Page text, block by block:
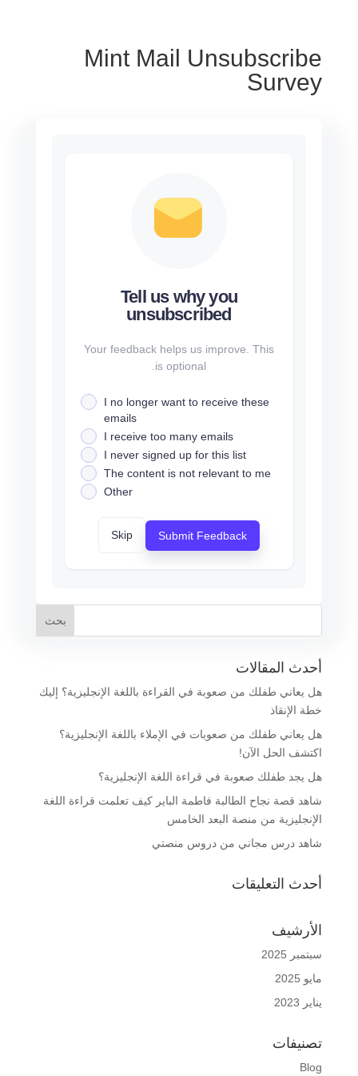
Mint Mail Unsubscribe
Survey
Tell us why you
unsubscribed
Your feedback helps us improve. This
is optional.
I no longer want to receive these
emails
I receive too many emails
I never signed up for this list
The content is not relevant to me
Other
Submit Feedback
Skip
أحدث المقالات
هل يعاني طفلك من صعوبة في القراءة باللغة الإنجليزية؟ إليك
خطة الإنقاذ
هل يعاني طفلك من صعوبات في الإملاء باللغة الإنجليزية؟
اكتشف الحل الآن!
هل يجد طفلك صعوبة في قراءة اللغة الإنجليزية؟
شاهد قصة نجاح الطالبة فاطمة الباير كيف تعلمت قراءة اللغة
الإنجليزية من منصة البعد الخامس
شاهد درس مجاني من دروس منصتي
أحدث التعليقات
الأرشيف
سبتمبر 2025
مايو 2025
يناير 2023
تصنيفات
Blog